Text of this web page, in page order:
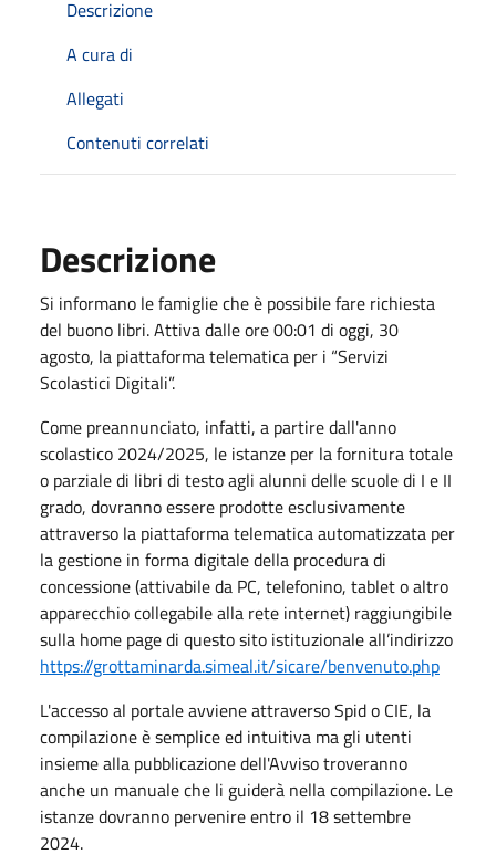
Descrizione
A cura di
Allegati
Contenuti correlati
Descrizione
Si informano le famiglie che è possibile fare richiesta
del buono libri. Attiva dalle ore 00:01 di oggi, 30
agosto, la piattaforma telematica per i “Servizi
Scolastici Digitali”.
Come preannunciato, infatti, a partire dall'anno
scolastico 2024/2025, le istanze per la fornitura totale
o parziale di libri di testo agli alunni delle scuole di I e II
grado, dovranno essere prodotte esclusivamente
attraverso la piattaforma telematica automatizzata per
la gestione in forma digitale della procedura di
concessione (attivabile da PC, telefonino, tablet o altro
apparecchio collegabile alla rete internet) raggiungibile
sulla home page di questo sito istituzionale all’indirizzo
https://grottaminarda.simeal.it/sicare/benvenuto.php
L'accesso al portale avviene attraverso Spid o CIE, la
compilazione è semplice ed intuitiva ma gli utenti
insieme alla pubblicazione dell'Avviso troveranno
anche un manuale che li guiderà nella compilazione. Le
istanze dovranno pervenire entro il 18 settembre
2024.